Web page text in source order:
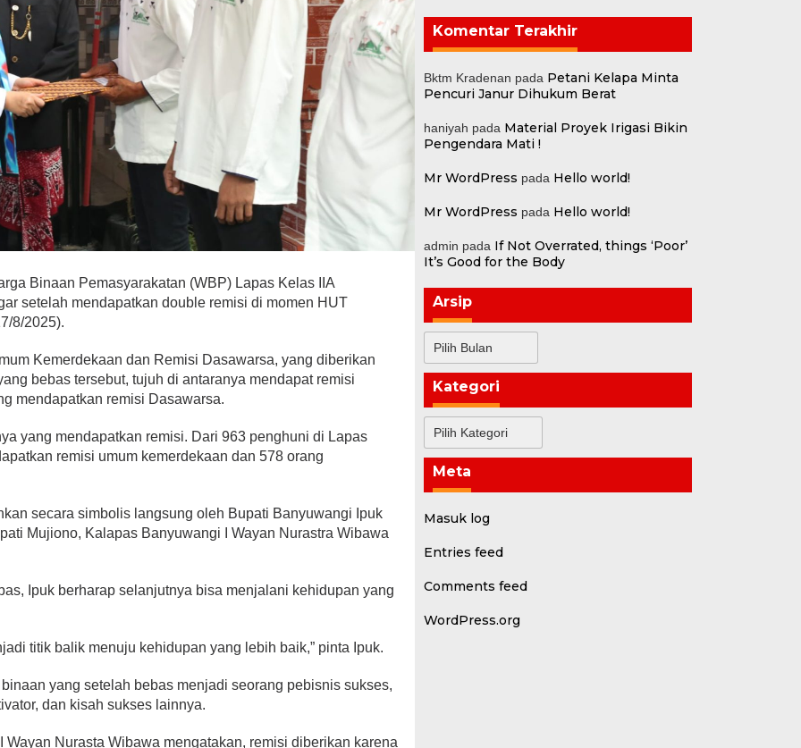
Binaan Pemasyarakatan (WBP) Lapas Kelas IIA
setelah mendapatkan double remisi di momen HUT
8/2025).
Kemerdekaan dan Remisi Dasawarsa, yang diberikan
bebas tersebut, tujuh di antaranya mendapat remisi
mendapatkan remisi Dasawarsa.
yang mendapatkan remisi. Dari 963 penghuni di Lapas
remisi umum kemerdekaan dan 578 orang
secara simbolis langsung oleh Bupati Banyuwangi Ipuk
Mujiono, Kalapas Banyuwangi I Wayan Nurastra Wibawa
Ipuk berharap selanjutnya bisa menjalani kehidupan yang
titik balik menuju kehidupan yang lebih baik,” pinta Ipuk.
yang setelah bebas menjadi seorang pebisnis sukses,
dan kisah sukses lainnya.
Nurasta Wibawa mengatakan, remisi diberikan karena
Komentar Terakhir
Bktm Kradenan pada Petani Kelapa Minta
Pencuri Janur Dihukum Berat
haniyah pada Material Proyek Irigasi Bikin
Pengendara Mati !
Mr WordPress pada Hello world!
Mr WordPress pada Hello world!
admin pada If Not Overrated, things ‘Poor’
It’s Good for the Body
Arsip
Kategori
Meta
Masuk log
Entries feed
Comments feed
WordPress.org